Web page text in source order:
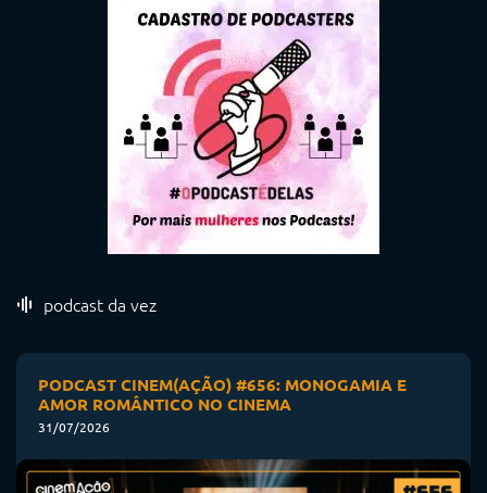
podcast da vez
PODCAST CINEM(AÇÃO) #656: MONOGAMIA E
AMOR ROMÂNTICO NO CINEMA
31/07/2026